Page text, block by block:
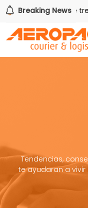
Breaking News
Gana uno de tres
Tendencias,
te ayudaran a